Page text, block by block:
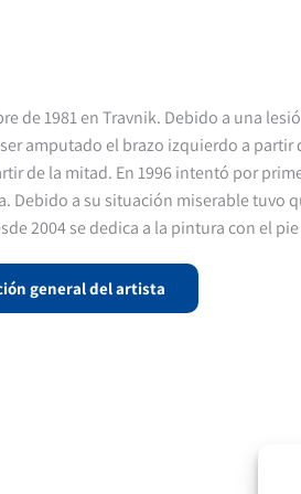
de 1981 en Travnik. Debido a una
amputado el brazo izquierdo a partir
de la mitad. En 1996 intentó por
Debido a su situación miserable tuvo
2004 se dedica a la pintura con el
general del artista